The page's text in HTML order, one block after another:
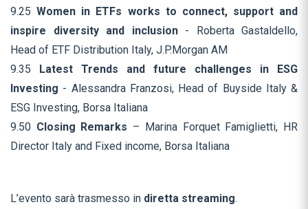
9.25Women in ETFs works to connect, support and
inspire diversity and inclusion - Roberta Gastaldello,
Head of ETF Distribution Italy, J.P.Morgan AM
9.35 Latest Trends and future challenges in ESG
Investing - Alessandra Franzosi, Head of Buyside Italy &
ESG Investing, Borsa Italiana
9.50 Closing Remarks – Marina Forquet Famiglietti, HR
Director Italy and Fixed income, Borsa Italiana
L’evento sarà trasmesso in diretta streaming.